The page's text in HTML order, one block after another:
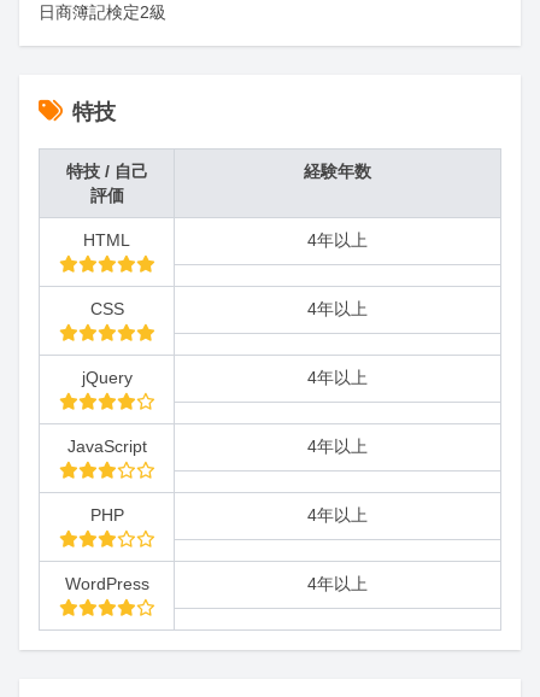
日商簿記検定2級
特技
特技 / 自己
評価
経験年数
HTML 4年以上
CSS 4年以上
jQuery 4年以上
JavaScript 4年以上
PHP 4年以上
WordPress 4年以上